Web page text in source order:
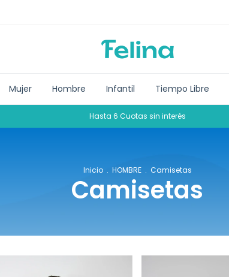
Mujer Hombre Infantil Tiempo Libre
Hasta 6 Cuotas sin interés
Inicio . HOMBRE . Camisetas
Camisetas